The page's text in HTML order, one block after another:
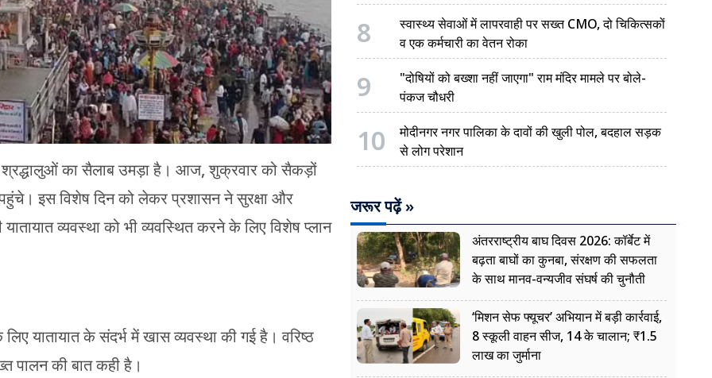
श्रद्धालुओं का सैलाब उमड़ा है। आज, शुक्रवार को सैकड़ों
इस विशेष दिन को लेकर प्रशासन ने सुरक्षा और
व्यवस्था को भी व्यवस्थित करने के लिए विशेष प्लान
लिए यातायात के संदर्भ में खास व्यवस्था की गई है। वरिष्ठ
पालन की बात कही है।
8
स्वास्थ्य सेवाओं में लापरवाही पर सख्त CMO, दो चिकित्सकों
व एक कर्मचारी का वेतन रोका
9
"दोषियों को बख्शा नहीं जाएगा" राम मंदिर मामले पर बोले-
पंकज चौधरी
10
मोदीनगर नगर पालिका के दावों की खुली पोल, बदहाल सड़क
से लोग परेशान
जरूर पढ़ें »
अंतरराष्ट्रीय बाघ दिवस 2026: कॉर्बेट में
बढ़ता बाघों का कुनबा, संरक्षण की सफलता
के साथ मानव-वन्यजीव संघर्ष की चुनौती
‘मिशन सेफ फ्यूचर’ अभियान में बड़ी कार्रवाई,
8 स्कूली वाहन सीज, 14 के चालान; ₹1.5
लाख का जुर्माना